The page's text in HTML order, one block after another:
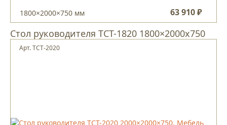
1800×2000×750 мм 63 910 ₽
Стол руководителя ТCT-1820 1800×2000х750
Арт. TCT-2020